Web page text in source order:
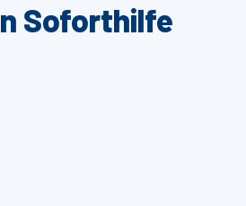
Soforthilfe